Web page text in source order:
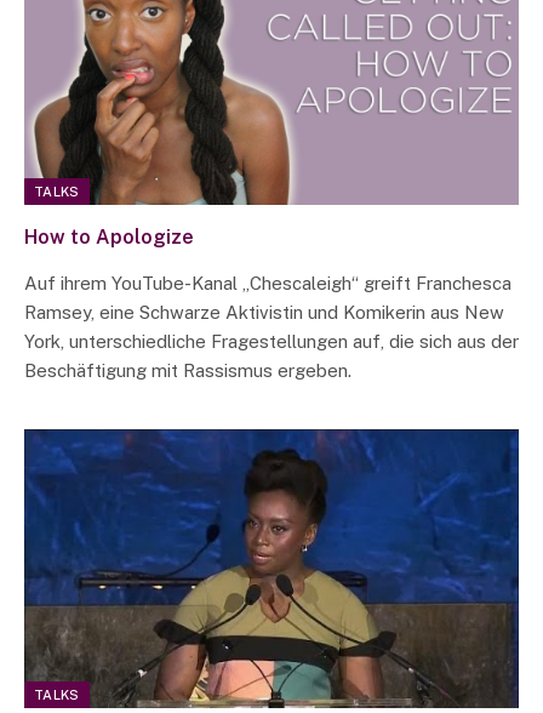
TALKS
How to Apologize
Auf ihrem YouTube-Kanal „Chescaleigh“ greift Franchesca
Ramsey, eine Schwarze Aktivistin und Komikerin aus New
York, unterschiedliche Fragestellungen auf, die sich aus der
Beschäftigung mit Rassismus ergeben.
TALKS